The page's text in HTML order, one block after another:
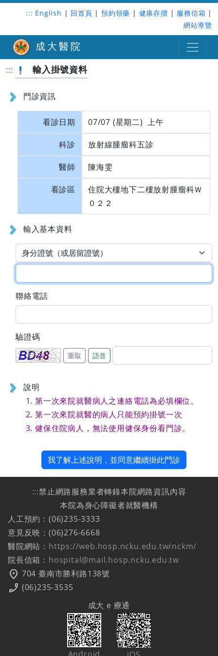
::: English | 回首頁 | 預約領藥 | 健康存摺 | 服務信箱 |
網站導覽
成大醫院
::: 輸入掛號資料
門診資訊
看診日期 07/07 (星期二) 上午
科診 放射線腫瘤科五診
醫師 陳海雯
看診區
住院大樓地下二樓放射腫瘤科Ｗ
０２２
輸入基本資料
聯絡電話
驗證碼
重取 語音
說明
第一次來院就醫病人之連絡電話為必填欄位。
第一次來院就醫的病人只能預約掛號一次
健保住院病人，無法使用健保身份看門診。
我了解上述說明，並同意繼續掛此門診
:::禁止網路服務業者轉錄本院網路資訊內容
本院為身心障礙者就醫機構
人工預約：(06)235-3333
意見反映：(06)276-6668
醫院網站： https://web.hosp.ncku.edu.tw/nckm/
院長信箱： hospital@mail.hosp.ncku.edu.tw
location_on 704 臺南市勝利路138號
phone_enabled (06)235-3535
成大 e 療通